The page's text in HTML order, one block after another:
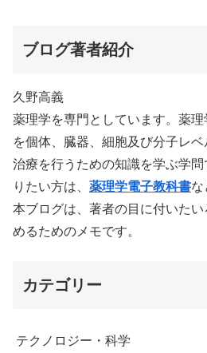
ブログ著者紹介
久野高義
薬理学を専門としています。薬
を個体、臓器、細胞及び分子レ
治療を行うための知識を学ぶ学
りたい方は、 薬理学電子教科書な
本ブログは、著者の目に付いた
めるためのメモです。
カテゴリー
テクノロジー・科学